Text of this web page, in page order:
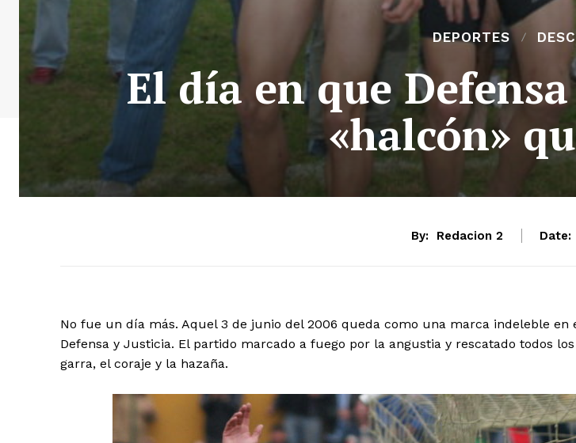
DEPORTES
El día en que
«halcón»
By: Redacion 2 Date:
No fue un día más. Aquel 3 de junio del 2006 queda como una marca indeleble en
Defensa y Justicia. El partido marcado a fuego por la angustia y rescatado todos
garra, el coraje y la hazaña.